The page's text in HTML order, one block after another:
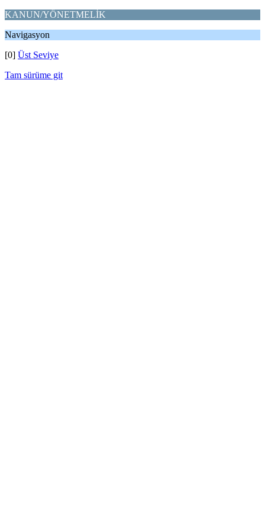
KANUN/YÖNETMELİK
Navigasyon
[0] Üst Seviye
Tam sürüme git